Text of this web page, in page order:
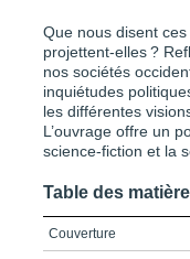
Que nous disent
projettent-elles ?
nos sociétés
inquiétudes
les différentes
L’ouvrage offre un
science-fiction et la
Table des
Couverture